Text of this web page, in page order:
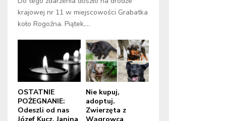
krajowej nr 11 w miejscowości Grabatka
koło Rogoźna. Piątek,...
OSTATNIE
POŻEGNANIE:
Odeszli od nas
Józef Kucz, Janina
Nie kupuj,
adoptuj.
Zwierzęta z
Wągrowca